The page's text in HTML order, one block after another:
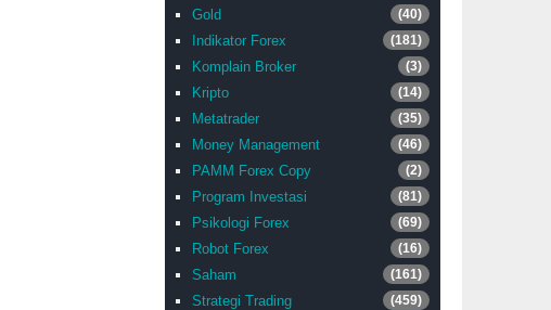
Gold (40)
Indikator Forex (181)
Komplain Broker (3)
Kripto (14)
Metatrader (35)
Money Management (46)
PAMM Forex Copy (2)
Program Investasi (81)
Psikologi Forex (69)
Robot Forex (16)
Saham (161)
Strategi Trading (459)